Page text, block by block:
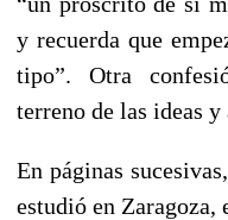
y recuerda que
tipo”. Otra
terreno de las ideas
En páginas
estudió en